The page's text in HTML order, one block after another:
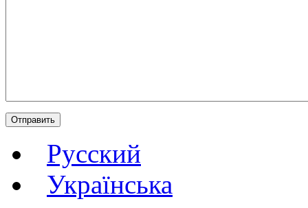
Русский
Українська